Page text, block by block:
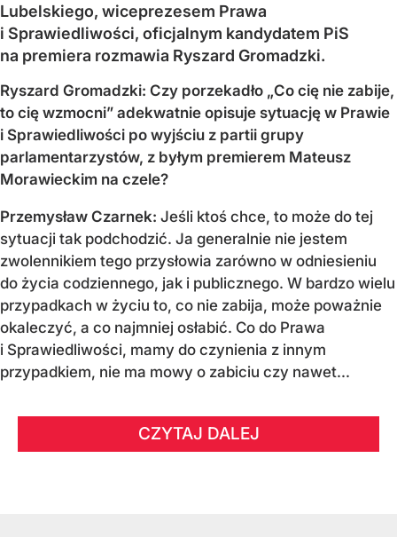
Lubelskiego, wiceprezesem Prawa
i Sprawiedliwości, oficjalnym kandydatem PiS
na premiera rozmawia Ryszard Gromadzki.
Ryszard Gromadzki: Czy porzekadło „Co cię nie zabije,
to cię wzmocni” adekwatnie opisuje sytuację w Prawie
i Sprawiedliwości po wyjściu z partii grupy
parlamentarzystów, z byłym premierem Mateusz
Morawieckim na czele?
Przemysław Czarnek: Jeśli ktoś chce, to może do tej
sytuacji tak podchodzić. Ja generalnie nie jestem
zwolennikiem tego przysłowia zarówno w odniesieniu
do życia codziennego, jak i publicznego. W bardzo wielu
przypadkach w życiu to, co nie zabija, może poważnie
okaleczyć, a co najmniej osłabić. Co do Prawa
i Sprawiedliwości, mamy do czynienia z innym
przypadkiem, nie ma mowy o zabiciu czy nawet...
CZYTAJ DALEJ